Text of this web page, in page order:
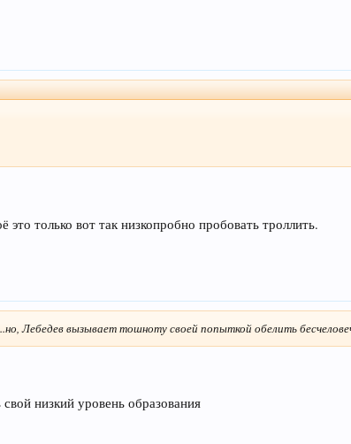
только вот так низкопробно пробовать троллить.
Лебедев вызывает тошноту своей попыткой обелить
низкий уровень образования